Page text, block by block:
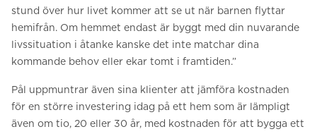
stund över hur livet kommer att se ut när barnen flyttar
hemifrån. Om hemmet endast är byggt med din nuvarande
livssituation i åtanke kanske det inte matchar dina
kommande behov eller ekar tomt i framtiden.”
Pål uppmuntrar även sina klienter att jämföra kostnaden
för en större investering idag på ett hem som är lämpligt
även om tio, 20 eller 30 år, med kostnaden för att bygga ett